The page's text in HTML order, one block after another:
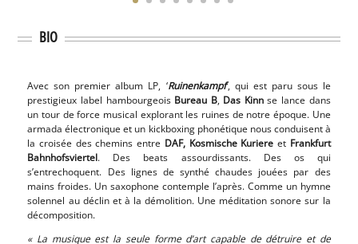
BIO
Avec son premier album LP, ‘Ruinenkampf‘, qui est paru sous le
prestigieux label hambourgeois Bureau B,Das Kinnse lance dans
un tour de force musical explorant les ruines de notre époque. Une
armada électronique et un kickboxing phonétique nous conduisent à
la croisée des chemins entre DAF, Kosmische Kuriere et Frankfurt
Bahnhofsviertel. Des beats assourdissants. Des os qui
s’entrechoquent. Des lignes de synthé chaudes jouées par des
mains froides. Un saxophone contemple l’après. Comme un hymne
solennel au déclin et à la démolition. Une méditation sonore sur la
décomposition.
« La musique est la seule forme d’art capable de détruire et de